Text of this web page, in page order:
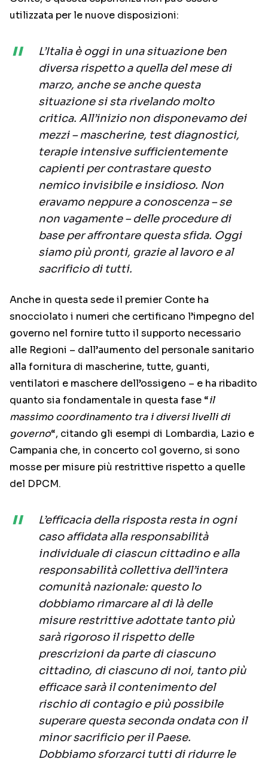
utilizzata per le nuove disposizioni:
L’Italia è oggi in una situazione ben
diversa rispetto a quella del mese di
marzo, anche se anche questa
situazione si sta rivelando molto
critica. All’inizio non disponevamo dei
mezzi – mascherine, test diagnostici,
terapie intensive sufficientemente
capienti per contrastare questo
nemico invisibile e insidioso. Non
eravamo neppure a conoscenza – se
non vagamente – delle procedure di
base per affrontare questa sfida. Oggi
siamo più pronti, grazie al lavoro e al
sacrificio di tutti.
Anche in questa sede il premier Conte ha
snocciolato i numeri che certificano l’impegno del
governo nel fornire tutto il supporto necessario
alle Regioni – dall’aumento del personale sanitario
alla fornitura di mascherine, tutte, guanti,
ventilatori e maschere dell’ossigeno – e ha ribadito
quanto sia fondamentale in questa fase “il
massimo coordinamento tra i diversi livelli di
governo“, citando gli esempi di Lombardia, Lazio e
Campania che, in concerto col governo, si sono
mosse per misure più restrittive rispetto a quelle
del DPCM.
L’efficacia della risposta resta in ogni
caso affidata alla responsabilità
individuale di ciascun cittadino e alla
responsabilità collettiva dell’intera
comunità nazionale: questo lo
dobbiamo rimarcare al di là delle
misure restrittive adottate tanto più
sarà rigoroso il rispetto delle
prescrizioni da parte di ciascuno
cittadino, di ciascuno di noi, tanto più
efficace sarà il contenimento del
rischio di contagio e più possibile
superare questa seconda ondata con il
minor sacrificio per il Paese.
Dobbiamo sforzarci tutti di ridurre le